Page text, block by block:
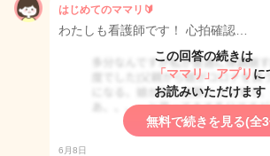
はじめてのママリ🔰
わたしも看護師です！ 心拍確認…
この回答の続きは
「ママリ」アプリ に
お読みいただけます
無料で続きを見る(全
6月8日